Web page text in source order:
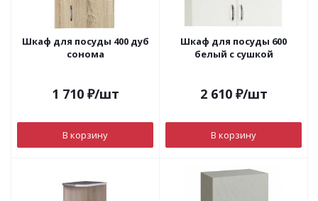
Шкаф для посуды 400 дуб
сонома
1 710₽/шт
В корзину
Шкаф для посуды 600
белый с сушкой
2 610₽/шт
В корзину